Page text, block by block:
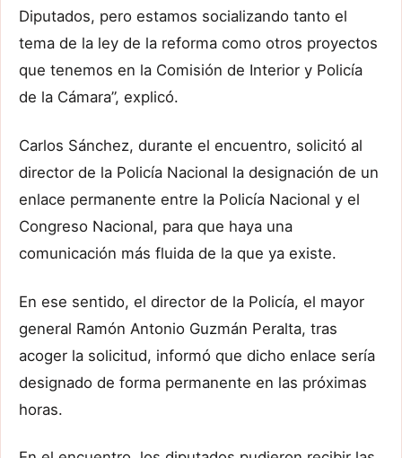
Diputados, pero estamos socializando tanto el
tema de la ley de la reforma como otros proyectos
que tenemos en la Comisión de Interior y Policía
de la Cámara”, explicó.
Carlos Sánchez, durante el encuentro, solicitó al
director de la Policía Nacional la designación de un
enlace permanente entre la Policía Nacional y el
Congreso Nacional, para que haya una
comunicación más fluida de la que ya existe.
En ese sentido, el director de la Policía, el mayor
general Ramón Antonio Guzmán Peralta, tras
acoger la solicitud, informó que dicho enlace sería
designado de forma permanente en las próximas
horas.